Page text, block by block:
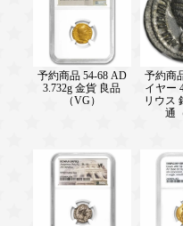
予約商品 54-68 AD
3.732g 金貨 良品
（VG）
予約商
イヤー
リウス
通